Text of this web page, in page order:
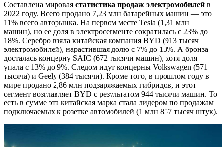
Составлена мировая статистика продаж электромобилей в
2022 году. Всего продано 7,23 млн батарейных машин — это
11% всего авторынка. На первом месте Tesla (1,31 млн
машин), но ее доля в электросегменте сократилась с 23% до
18%. Серебро взяла китайская компания BYD (913 тысяч
электромобилей), нарастившая долю с 7% до 13%. А бронза
досталась концерну SAIC (672 тысячи машин), хотя доля
упала с 13% до 9%. Следом идут концерны Volkswagen (571
тысяча) и Geely (384 тысячи). Кроме того, в прошлом году в
мире продано 2,86 млн подзаряжаемых гибридов, и этот
сегмент возглавляет BYD с результатом 944 тысячи машин. То
есть в сумме эта китайская марка стала лидером по продажам
подключаемых к розетке автомобилей (1 млн 857 тысяч штук).